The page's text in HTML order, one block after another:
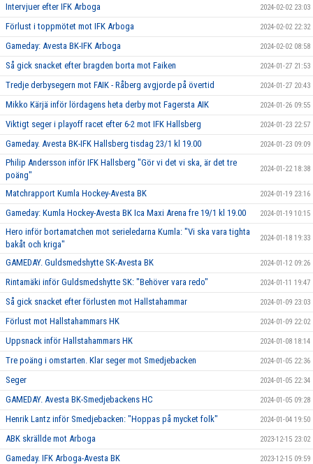
Intervjuer efter IFK Arboga 2024-02-02 23:03
Förlust i toppmötet mot IFK Arboga 2024-02-02 22:32
Gameday: Avesta BK-IFK Arboga 2024-02-02 08:58
Så gick snacket efter bragden borta mot Faiken 2024-01-27 21:53
Tredje derbysegern mot FAIK - Råberg avgjorde på övertid 2024-01-27 20:43
Mikko Kärjä inför lördagens heta derby mot Fagersta AIK 2024-01-26 09:55
Viktigt seger i playoff racet efter 6-2 mot IFK Hallsberg 2024-01-23 22:57
Gameday. Avesta BK-IFK Hallsberg tisdag 23/1 kl 19.00 2024-01-23 09:09
Philip Andersson inför IFK Hallsberg "Gör vi det vi ska, är det tre
poäng"
2024-01-22 18:38
Matchrapport Kumla Hockey-Avesta BK 2024-01-19 23:16
Gameday: Kumla Hockey-Avesta BK Ica Maxi Arena fre 19/1 kl 19.00 2024-01-19 10:15
Hero inför bortamatchen mot serieledarna Kumla: "Vi ska vara tighta
bakåt och kriga"
2024-01-18 19:33
GAMEDAY. Guldsmedshytte SK-Avesta BK 2024-01-12 09:26
Rintamäki inför Guldsmedshytte SK: "Behöver vara redo" 2024-01-11 19:47
Så gick snacket efter förlusten mot Hallstahammar 2024-01-09 23:03
Förlust mot Hallstahammars HK 2024-01-09 22:02
Uppsnack inför Hallstahammars HK 2024-01-08 18:14
Tre poäng i omstarten. Klar seger mot Smedjebacken 2024-01-05 22:36
Seger 2024-01-05 22:34
GAMEDAY. Avesta BK-Smedjebackens HC 2024-01-05 09:28
Henrik Lantz inför Smedjebacken: "Hoppas på mycket folk" 2024-01-04 19:50
ABK skrällde mot Arboga 2023-12-15 23:02
Gameday. IFK Arboga-Avesta BK 2023-12-15 09:59